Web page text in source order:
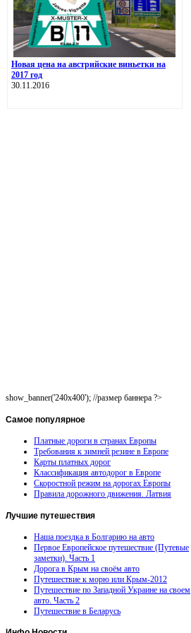
Новая цена на австрийские виньетки на
2017 год
30.11.2016
show_banner('240x400'); //размер баннера ?>
Самое популярное
Платные дороги в странах Европы
Требования к зимней резине в Европе
Карты платных дорог
Классификация автодорог в Европе
Скоростной режим на дорогах Европы
Правила дорожного движения. Латвия
Лучшие путешествия
Наша поездка в Болгарию на авто
Первое Европейское путешествие (Путевые
заметки). Часть 1
Дорога в Крым на своём авто
Путешествие к морю или Крым-2012
Путешествие по Западной Украине на своем
авто. Часть 2
Путешествие в Беларусь